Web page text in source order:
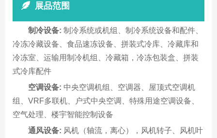
展品范围
制冷设备: 制冷系统或机组、制冷系统设备和配件、
冷冻冷藏设备、食品速冻设备、拼装式冷库、冷藏库和
冷冻室、运输用制冷机组、冷藏箱，冷冻包装盒、拼装
式冷库配件
空调设备: 中央空调机组、空调器、屋顶式空调机
组、VRF多联机、户式中央空调、特殊用途空调设备、
空气处理、楼宇智能控制设备
通风设备: 风机（轴流，离心），风机转子、风机叶